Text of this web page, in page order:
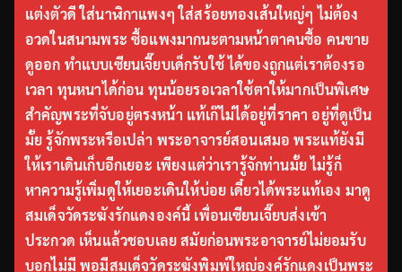
แต่งตัวดี ใส่นาฬิกาแพงๆ ใส่สร้อยทองเส้นใหญ่ๆ ไม่ต้อง
อวดในสนามพระ ซื้อแพงมากนะตามหน้าตาคนซื้อ คนขาย
ดูออก ทำแบบเซียนเจี๊ยบเด็กรับใช้ ได้ของถูกแต่เราต้องรอ
เวลา ทุนหนาได้ก่อน ทุนน้อยรอเวลาใช้ตาให้มากเป็นพิเศษ
สำคัญพระที่จับอยู่ตรงหน้า แท้เก๊ไม่ได้อยู่ที่ราคา อยู่ที่ดูเป็น
มั้ย รู้จักพระหรือเปล่า พระอาจารย์สอนเสมอ พระแท้ยังมี
ให้เราเดินเก็บอีกเยอะ เพียงแต่ว่าเรารู้จักท่านมั้ย ไม่รู้ก็
หาความรู้เพิ่มดูให้เยอะเดินให้บ่อย เดี๋ยวได้พระแท้เอง มาดู
สมเด็จวัดระฆังรักแดงองค์นี้ เพื่อนเซียนเจี๊ยบส่งเข้า
ประกวด เห็นแล้วชอบเลย สมัยก่อนพระอาจารย์ไม่ยอมรับ
บอกไม่มี พอมีสมเด็จวัดระฆังพิมพ์ใหญ่องค์รักแดงเป็นพระ